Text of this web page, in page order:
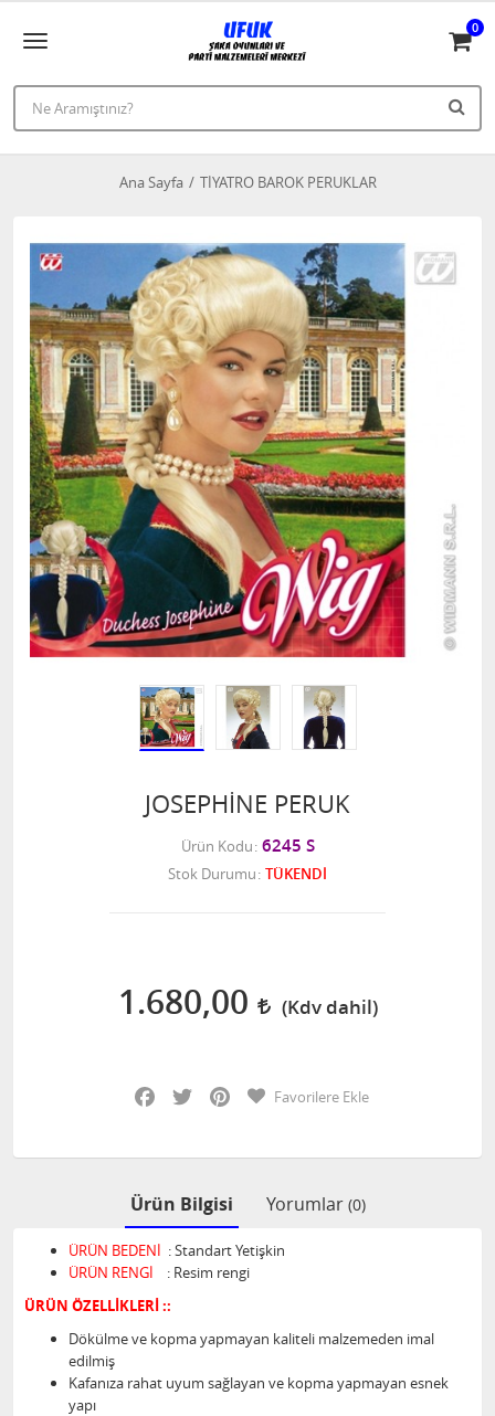
0
Ana Sayfa TİYATRO BAROK PERUKLAR
JOSEPHİNE PERUK
Ürün Kodu 6245 S
Stok Durumu TÜKENDİ
1.680,00
Facebook
Twitter PinterestFavorilere Ekle
Ürün Bilgisi Yorumlar (0)
ÜRÜN BEDENİ : Standart Yetişkin
ÜRÜN RENGİ
: Resim rengi
ÜRÜN ÖZELLİKLERİ ::
Dökülme ve kopma yapmayan kaliteli malzemeden imal
edilmiş
Kafanıza rahat uyum sağlayan ve kopma yapmayan esnek
yapı